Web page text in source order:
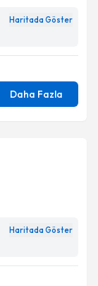
Haritada Göster
Daha Fazla
Haritada Göster